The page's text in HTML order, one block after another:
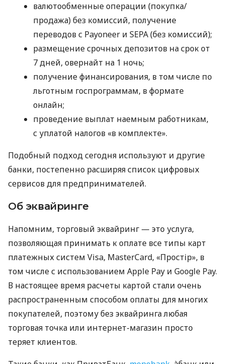
валютообменные операции (покупка/
продажа) без комиссий, получение
переводов с Payoneer и SEPA (без комиссий);
размещение срочных депозитов на срок от
7 дней, овернайт на 1 ночь;
получение финансирования, в том числе по
льготным госпрограммам, в формате
онлайн;
проведение выплат наемным работникам,
с уплатой налогов «в комплекте».
Подобный подход сегодня используют и другие
банки, постепенно расширяя список цифровых
сервисов для предпринимателей.
Об эквайринге
Напомним, торговый эквайринг — это услуга,
позволяющая принимать к оплате все типы карт
платежных систем Visa, MasterCard, «Простір», в
том числе с использованием Apple Pay и Google Pay.
В настоящее время расчеты картой стали очень
распространенным способом оплаты для многих
покупателей, поэтому без эквайринга любая
торговая точка или интернет-магазин просто
теряет клиентов.